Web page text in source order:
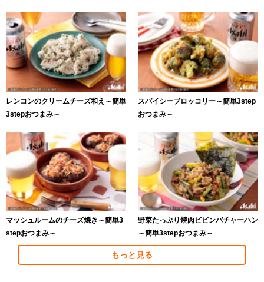
レンコンのクリームチーズ和え～簡単
3stepおつまみ～
スパイシーブロッコリー～簡単3step
おつまみ～
マッシュルームのチーズ焼き～簡単3
stepおつまみ～
野菜たっぷり焼肉ビビンバチャーハン
～簡単3stepおつまみ～
もっと見る